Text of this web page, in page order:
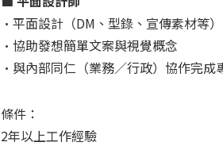
•平面設計（DM、型錄、宣傳素材等）
•協助發想簡單文案與視覺概念
•與內部同仁（業務／行政）協作完成
條件：
2年以上工作經驗